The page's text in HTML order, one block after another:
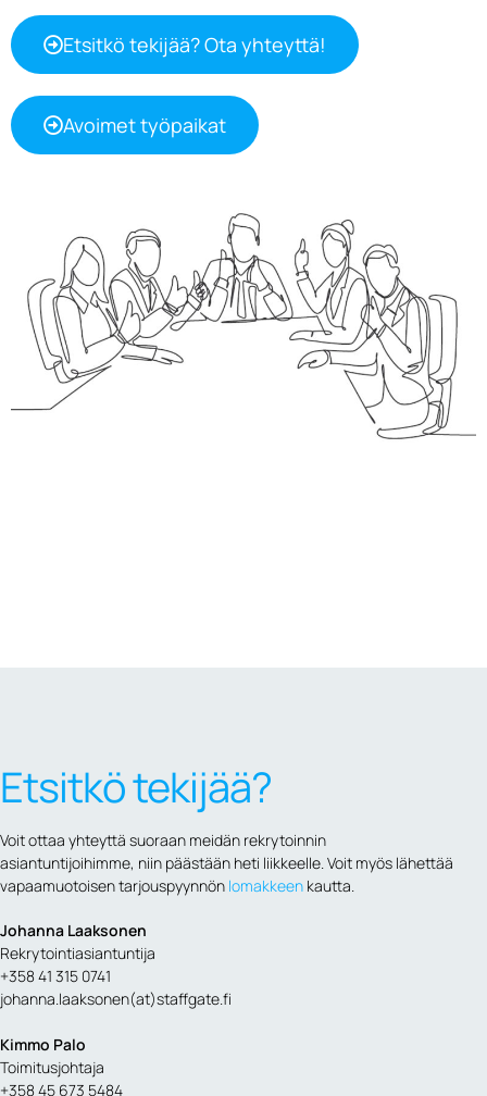
Etsitkö tekijää? Ota yhteyttä!
Avoimet työpaikat
Etsitkö tekijää?
Voit ottaa yhteyttä suoraan meidän rekrytoinnin
asiantuntijoihimme, niin päästään heti liikkeelle. Voit myös lähettää
vapaamuotoisentarjouspyynnön lomakkeen kautta.
Johanna Laaksonen
Rekrytointiasiantuntija
+358 41 315 0741
johanna.laaksonen(at)staffgate.fi
Kimmo Palo
Toimitusjohtaja
+358 45 673 5484